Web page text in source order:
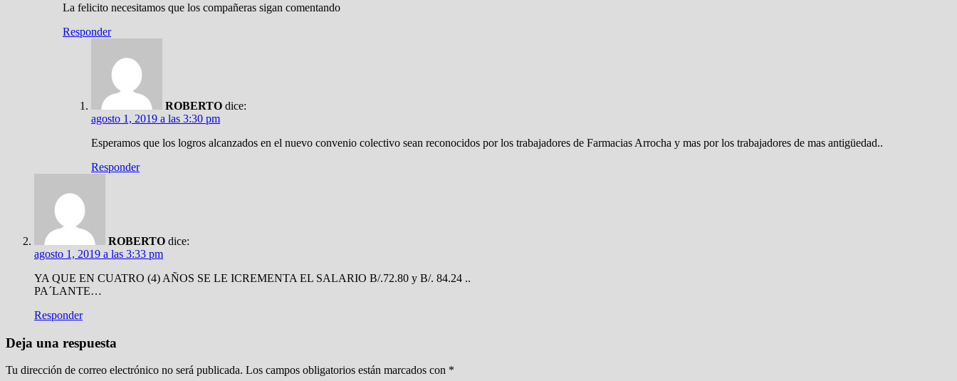
La felicito necesitamos que los compañeras sigan comentando
Responder
ROBERTO dice:
agosto 1, 2019 a las 3:30 pm
Esperamos que los logros alcanzados en el nuevo convenio colectivo sean reconocidos por los trabajadores de Farmacias Arrocha y mas por los trabajadores de mas antigüedad..
Responder
ROBERTO dice:
agosto 1, 2019 a las 3:33 pm
YA QUE EN CUATRO (4) AÑOS SE LE ICREMENTA EL SALARIO B/.72.80 y B/. 84.24 ..
PA´LANTE…
Responder
Deja una respuesta
Tu dirección de correo electrónico no será publicada. Los campos obligatorios están marcados con *